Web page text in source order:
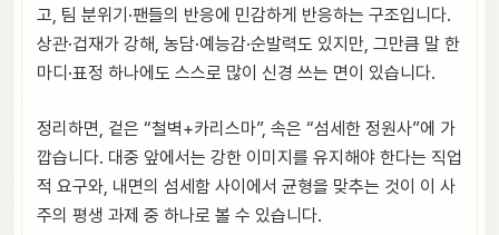
고, 팀 분위기·팬들의 반응에 민감하게 반응하는 구조입니다.
상관·겁재가 강해, 농담·예능감·순발력도 있지만, 그만큼 말 한
마디·표정 하나에도 스스로 많이 신경 쓰는 면이 있습니다.
정리하면, 겉은 “철벽+카리스마”, 속은 “섬세한 정원사”에 가
깝습니다. 대중 앞에서는 강한 이미지를 유지해야 한다는 직업
적 요구와, 내면의 섬세함 사이에서 균형을 맞추는 것이 이 사
주의 평생 과제 중 하나로 볼 수 있습니다.